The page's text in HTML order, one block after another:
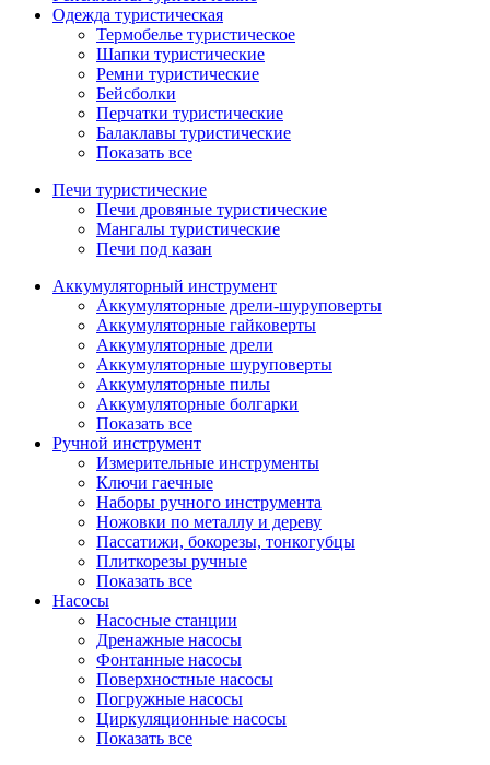
Одежда туристическая
Термобелье туристическое
Шапки туристические
Ремни туристические
Бейсболки
Перчатки туристические
Балаклавы туристические
Показать все
Печи туристические
Печи дровяные туристические
Мангалы туристические
Печи под казан
Аккумуляторный инструмент
Аккумуляторные дрели-шуруповерты
Аккумуляторные гайковерты
Аккумуляторные дрели
Аккумуляторные шуруповерты
Аккумуляторные пилы
Аккумуляторные болгарки
Показать все
Ручной инструмент
Измерительные инструменты
Ключи гаечные
Наборы ручного инструмента
Ножовки по металлу и дереву
Пассатижи, бокорезы, тонкогубцы
Плиткорезы ручные
Показать все
Насосы
Насосные станции
Дренажные насосы
Фонтанные насосы
Поверхностные насосы
Погружные насосы
Циркуляционные насосы
Показать все